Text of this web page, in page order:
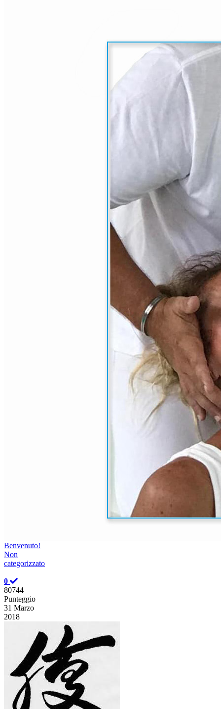
Benvenuto!
Non
categorizzato
0
80744
Punteggio
31 Marzo
2018